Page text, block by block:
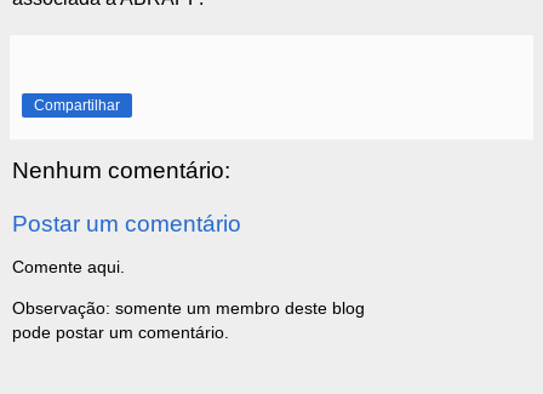
Compartilhar
Nenhum comentário:
Postar um comentário
Comente aqui.
Observação: somente um membro deste blog
pode postar um comentário.